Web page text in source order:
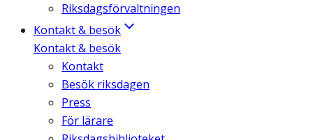
Riksdagsförvaltningen
Kontakt & besök
Kontakt & besök
Kontakt
Besök riksdagen
Press
För lärare